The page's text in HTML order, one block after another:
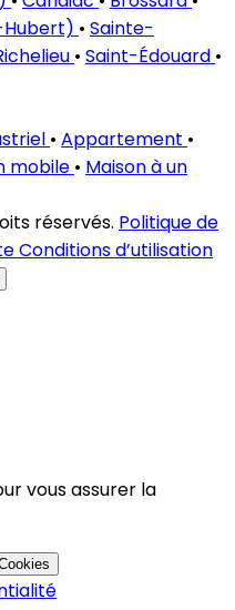
Hubert) • Sainte-
• Saint-Édouard •
• Appartement •
mobile • Maison à un
réservés. Politique de
Conditions d’utilisation
vous assurer la